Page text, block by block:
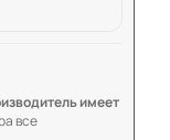
имеет
все